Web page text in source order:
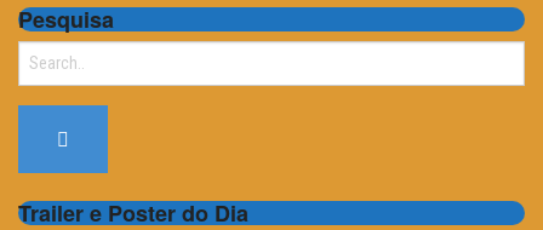
Pesquisa
Search
Trailer e Poster do Dia